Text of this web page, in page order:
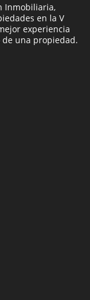
Inmobiliaria,
en la V
experiencia
una propiedad.